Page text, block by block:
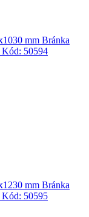
Bránka
Kód: 50594
Bránka
Kód: 50595